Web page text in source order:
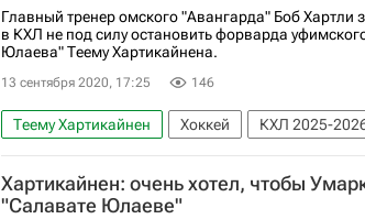
Главный тренер омского "Авангарда" Боб Хартли
в КХЛ не под силу остановить форварда
Юлаева" Теему Хартикайнена.
13 сентября 2020, 17:25 146
Теему Хартикайнен Хоккей КХЛ 2025-
Боб Хартли
Хартикайнен: очень хотел, чтобы
"Салавате Юлаеве"